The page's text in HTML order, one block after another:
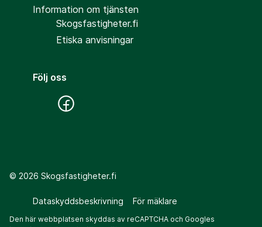
Information om tjänsten
Skogsfastigheter.fi
Etiska anvisningar
Följ oss
© 2026 Skogsfastigheter.fi
Dataskyddsbeskrivning För mäklare
Den här webbplatsen skyddas av reCAPTCHA och Googles